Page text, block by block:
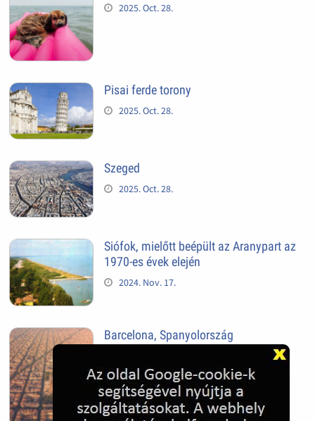
2025. Oct. 28.
Pisai ferde torony
2025. Oct. 28.
Szeged
2025. Oct. 28.
Siófok, mielőtt beépült az Aranypart az
1970-es évek elején
2024. Nov. 17.
Barcelona, Spanyolország